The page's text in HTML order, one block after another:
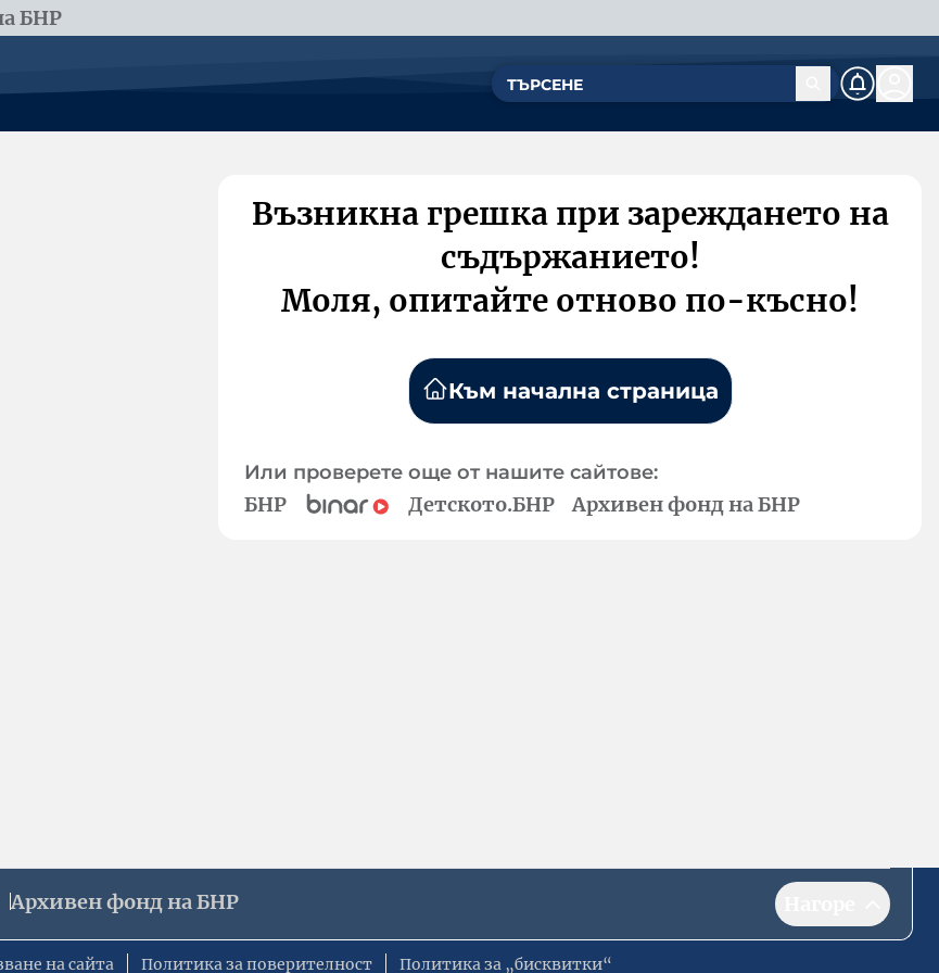
БНР
Възникна грешка при зареждането на
съдържанието!
Моля, опитайте отново по-късно!
Към начална страница
Или проверете още от нашите сайтове:
БНР Детското.БНР Архивен фонд на БНР
Архивен фонд на БНР
на сайта Политика за поверителност Политика за „бисквитки“